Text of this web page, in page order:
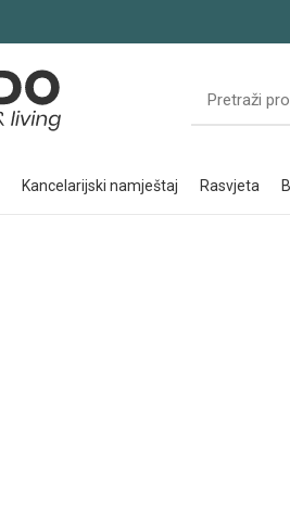
kancelarijski namještaj rasvjeta